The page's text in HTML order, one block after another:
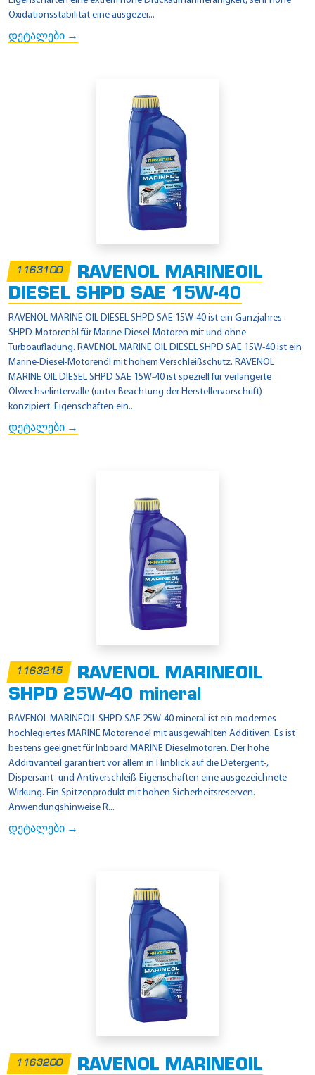
Oxidationsstabilität eine ausgezei...
დეტალები →
1163100
RAVENOL MARINEOIL
DIESEL SHPD SAE 15W-40
RAVENOL MARINE OIL DIESEL SHPD SAE 15W-40 ist ein Ganzjahres-
SHPD-Motorenöl für Marine-Diesel-Motoren mit und ohne
Turboaufladung. RAVENOL MARINE OIL DIESEL SHPD SAE 15W-40 ist ein
Marine-Diesel-Motorenöl mit hohem Verschleißschutz. RAVENOL
MARINE OIL DIESEL SHPD SAE 15W-40 ist speziell für verlängerte
Ölwechselintervalle (unter Beachtung der Herstellervorschrift)
konzipiert. Eigenschaften ein...
დეტალები →
1163215
RAVENOL MARINEOIL
SHPD 25W-40 mineral
RAVENOL MARINEOIL SHPD SAE 25W-40 mineral ist ein modernes
hochlegiertes MARINE Motorenoel mit ausgewählten Additiven. Es ist
bestens geeignet für Inboard MARINE Dieselmotoren. Der hohe
Additivanteil garantiert vor allem in Hinblick auf die Detergent-,
Dispersant- und Antiverschleiß-Eigenschaften eine ausgezeichnete
Wirkung. Ein Spitzenprodukt mit hohen Sicherheitsreserven.
Anwendungshinweise R...
დეტალები →
1163200
RAVENOL MARINEOIL